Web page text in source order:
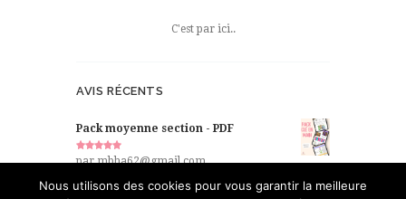
C'est par ici..
AVIS RÉCENTS
Pack moyenne section - PDF
Note 5
par mbha62@gmail.com
Nous utilisons des cookies pour vous garantir la meilleure